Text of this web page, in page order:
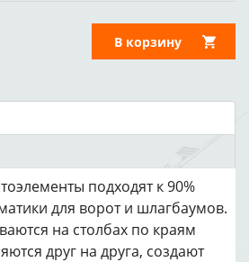
В корзину
подходят к 90%
для ворот и шлагбаумов.
на столбах по краям
друг на друга, создают